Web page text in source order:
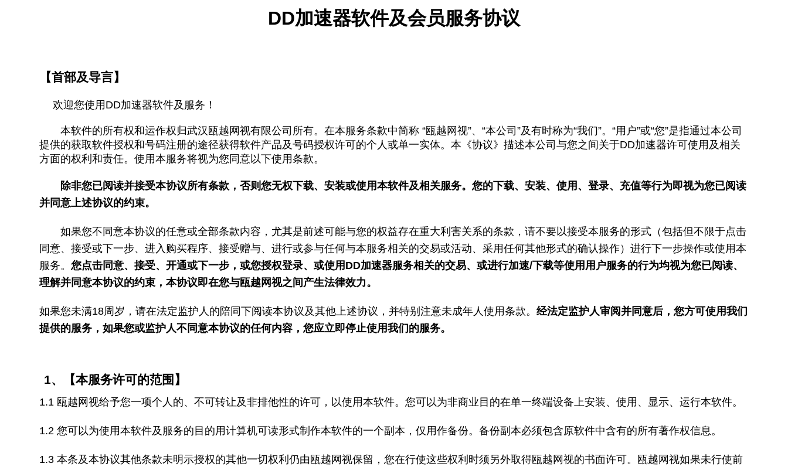
DD加速器软件及会员服务协议
【首部及导言】
欢迎您使用DD加速器软件及服务！
本软件的所有权和运作权归武汉瓯越网视有限公司所有。在本服务条款中简称 “瓯越网视”、“本公司”及有时称为“我们”。“用户”或“您”是指通过本公司
提供的获取软件授权和号码注册的途径获得软件产品及号码授权许可的个人或单一实体。本《协议》描述本公司与您之间关于DD加速器许可使用及相关
方面的权利和责任。使用本服务将视为您同意以下使用条款。
除非您已阅读并接受本协议所有条款，否则您无权下载、安装或使用本软件及相关服务。您的下载、安装、使用、登录、充值等行为即视为您已阅读
并同意上述协议的约束。
如果您不同意本协议的任意或全部条款内容，尤其是前述可能与您的权益存在重大利害关系的条款，请不要以接受本服务的形式（包括但不限于点击
同意、接受或下一步、进入购买程序、接受赠与、进行或参与任何与本服务相关的交易或活动、采用任何其他形式的确认操作）进行下一步操作或使用本
服务。您点击同意、接受、开通或下一步，或您授权登录、或使用DD加速器服务相关的交易、或进行加速/下载等使用用户服务的行为均视为您已阅读、
理解并同意本协议的约束，本协议即在您与瓯越网视之间产生法律效力。
如果您未满18周岁，请在法定监护人的陪同下阅读本协议及其他上述协议，并特别注意未成年人使用条款。经法定监护人审阅并同意后，您方可使用我们
提供的服务，如果您或监护人不同意本协议的任何内容，您应立即停止使用我们的服务。
1、【本服务许可的范围】
1.1 瓯越网视给予您一项个人的、不可转让及非排他性的许可，以使用本软件。您可以为非商业目的在单一终端设备上安装、使用、显示、运行本软件。
1.2您可以为使用本软件及服务的目的用计算机可读形式制作本软件的一个副本，仅用作备份。备份副本必须包含原软件中含有的所有著作权信息。
1.3本条及本协议其他条款未明示授权的其他一切权利仍由瓯越网视保留，您在行使这些权利时须另外取得瓯越网视的书面许可。瓯越网视如果未行使前